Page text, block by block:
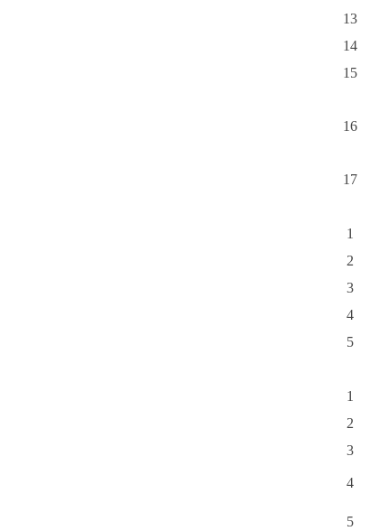
13
14
15
16
17
1
2
3
4
5
1
2
3
4
5